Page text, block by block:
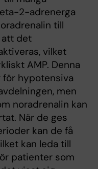
2-adrenerga
till
det
vilket
AMP. Denna
för hypotensiva
men
noradrenalin kan
När de ges
kan de få
kan leda till
patienter som